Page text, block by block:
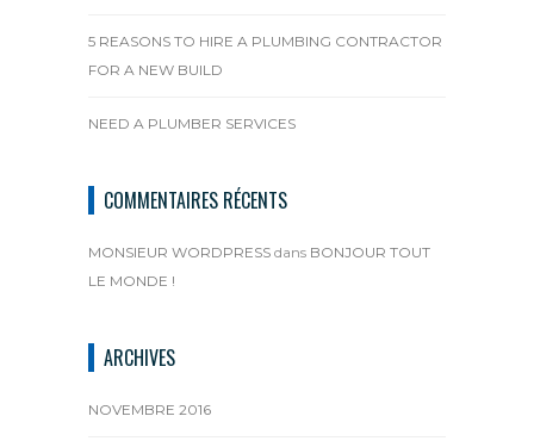
5 REASONS TO HIRE A PLUMBING CONTRACTOR
FOR A NEW BUILD
NEED A PLUMBER SERVICES
COMMENTAIRES RÉCENTS
MONSIEUR WORDPRESS dans BONJOUR TOUT
LE MONDE !
ARCHIVES
NOVEMBRE 2016